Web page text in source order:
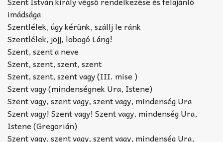
imádsága
Szentlélek, úgy kérünk, szállj le ránk
Szentlélek, jöjj, lobogó Láng!
Szent, szent a neve
Szent, szent, szent, szent
Szent, szent, szent vagy (III. mise )
Szent vagy (mindenségnek Ura, Istene)
Szent vagy, szent vagy, szent vagy, mindenség Ura
Szent vagy! Szent vagy! Szent vagy, mindenség Ura,
Istene (Gregorián)
Szent vagy, szent vagy, szent vagy, mindenség Ura,